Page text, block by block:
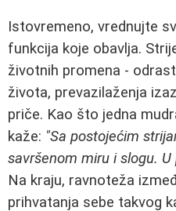
Istovremeno, vrednujte
funkcija koje obavlja.
životnih promena -
života, prevazilaženja
priče. Kao što jedna
kaže: "Sa postojećim
savršenom miru i slogu.
Na kraju, ravnoteža
prihvatanja sebe takvog